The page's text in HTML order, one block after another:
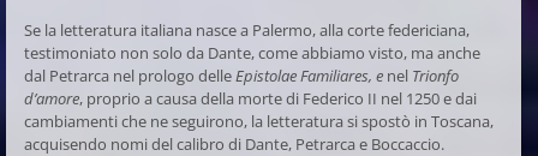
Se la letteratura italiana nasce a Palermo, alla corte federiciana,
testimoniato non solo da Dante, come abbiamo visto, ma anche
dal Petrarca nel prologo delleEpistolae Familiares, e nel Trionfo
d’amore, proprio a causa della morte di Federico II nel 1250 e dai
cambiamenti che ne seguirono, la letteratura si spostò in Toscana,
acquisendo nomi del calibro di Dante, Petrarca e Boccaccio.